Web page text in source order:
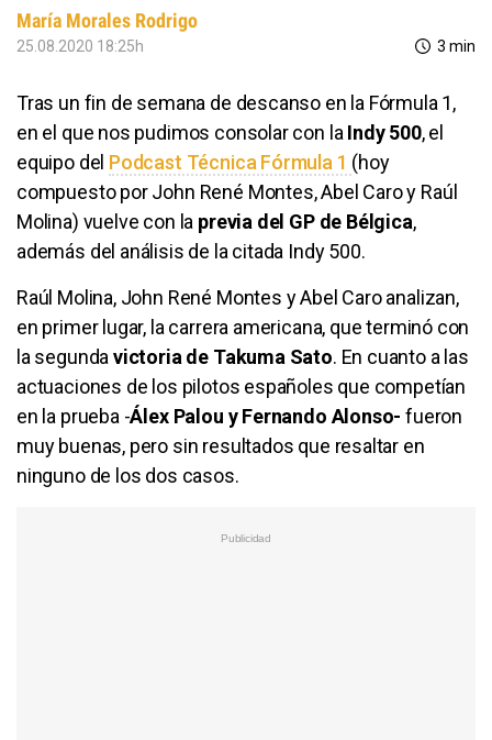
María Morales Rodrigo
25.08.2020 18:25h 3 min
Tras un fin de semana de descanso en la Fórmula 1,
en el que nos pudimos consolar con la Indy 500, el
equipo del Podcast Técnica Fórmula 1 (hoy
compuesto por John René Montes, Abel Caro y Raúl
Molina) vuelve con la previa del GP de Bélgica,
además del análisis de la citada Indy 500.
Raúl Molina, John René Montes y Abel Caro analizan,
en primer lugar, la carrera americana, que terminó con
la segundavictoria de Takuma Sato. En cuanto a las
actuaciones de los pilotos españoles que competían
en la prueba -Álex Palou y Fernando Alonso- fueron
muy buenas, pero sin resultados que resaltar en
ninguno de los dos casos.